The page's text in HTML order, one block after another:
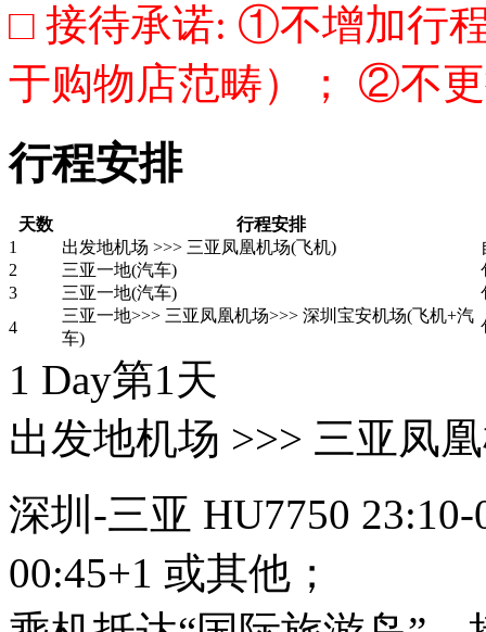
□ 接待承诺: ①不增加行
于购物店范畴）； ②不
行程安排
天数
行程安排
1
出发地机场 >>> 三亚凤凰机场(飞机)
2
三亚一地(汽车)
3
三亚一地(汽车)
4
三亚一地>>> 三亚凤凰机场>>> 深圳宝安机场(飞机+汽
车)
1 Day第1天
出发地机场 >>> 三亚凤
深圳-三亚 HU7750
00:45+1 或其他；